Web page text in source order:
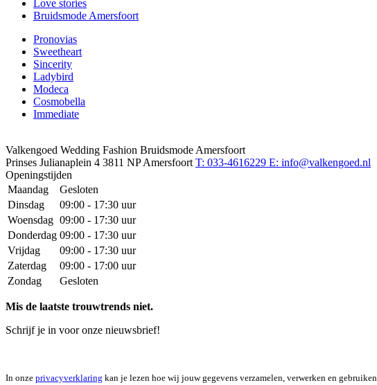
Love stories
Bruidsmode Amersfoort
Pronovias
Sweetheart
Sincerity
Ladybird
Modeca
Cosmobella
Immediate
Valkengoed Wedding Fashion Bruidsmode Amersfoort
Prinses Julianaplein 4 3811 NP Amersfoort T: 033-4616229 E: info@valkengoed.nl
Openingstijden
Maandag
Gesloten
Dinsdag
09:00 - 17:30 uur
Woensdag 09:00 - 17:30 uur
Donderdag 09:00 - 17:30 uur
Vrijdag
09:00 - 17:30 uur
Zaterdag
09:00 - 17:00 uur
Zondag
Gesloten
Mis de laatste trouwtrends niet.
Schrijf je in voor onze nieuwsbrief!
In onze privacyverklaring kan je lezen hoe wij jouw gegevens verzamelen, verwerken en gebruiken.